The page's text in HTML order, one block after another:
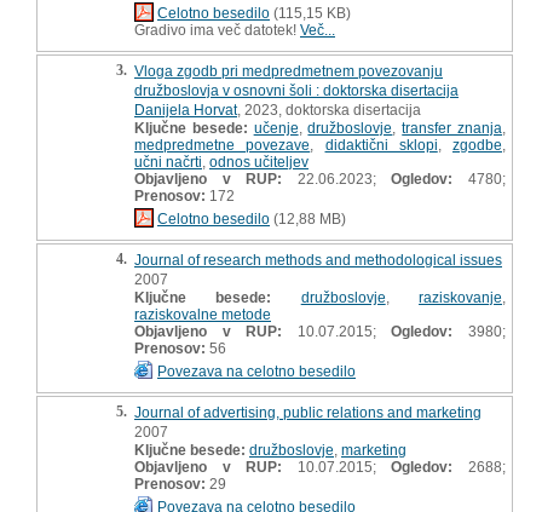
Celotno besedilo (115,15 KB)
Gradivo ima več datotek! Več...
3. Vloga zgodb pri medpredmetnem povezovanju
družboslovja v osnovni šoli : doktorska disertacija
Danijela Horvat, 2023, doktorska disertacija
Ključne besede: učenje ,družboslovje ,transfer znanja
medpredmetne povezave
didaktični sklopi zgodbe
učni načrti odnos učiteljev
Objavljeno v RUP: 22.06.2023;Ogledov:
4780;
Prenosov: 172
Celotno besedilo (12,88 MB)
4. Journal of research methods and methodological issues
2007
Ključne besede:
družboslovje ,raziskovanje
raziskovalne metode
Objavljeno v RUP: 10.07.2015;Ogledov:
3980;
Prenosov: 56
Povezava na celotno besedilo
5. Journal of advertising, public relations and marketing
2007
Ključne besede: družboslovje marketing
Objavljeno v RUP: 10.07.2015;Ogledov:
2688;
Prenosov: 29
Povezava na celotno besedilo